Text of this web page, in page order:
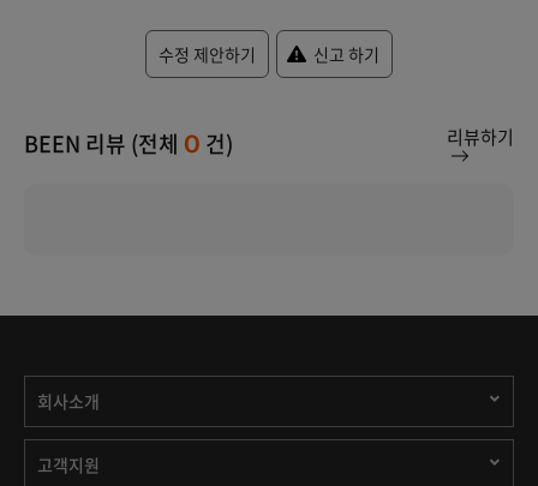
수정 제안하기 신고 하기
BEEN 리뷰 (전체 0 건) 리뷰하기
회사소개
고객지원